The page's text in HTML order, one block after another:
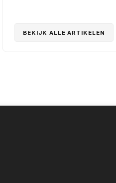
BEKIJK ALLE ARTIKELEN